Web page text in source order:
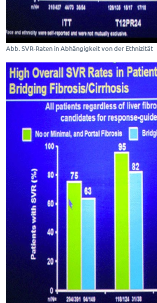
Abb. SVR-Raten in Abhängigkeit von der Ethnizität